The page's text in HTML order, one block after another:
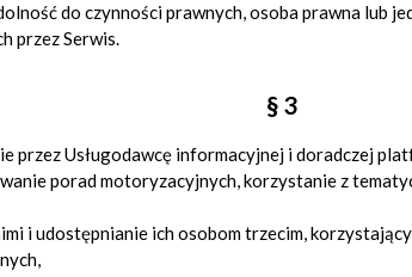
do czynności prawnych, osoba prawna lub
przez Serwis.
§ 3
przez Usługodawcę informacyjnej i doradczej
porad motoryzacyjnych, korzystanie z
i udostępnianie ich osobom trzecim,